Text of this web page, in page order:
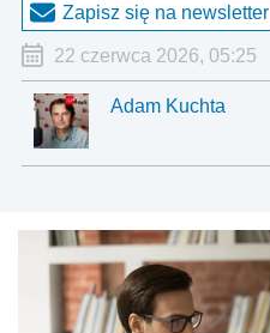
Zapisz się na newsletter
22 czerwca 2026, 05:25
Adam Kuchta